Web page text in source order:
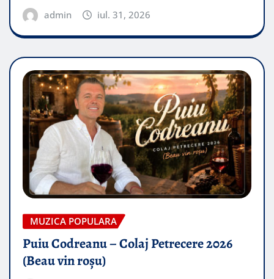
admin iul. 31, 2026
MUZICA POPULARA
Puiu Codreanu – Colaj Petrecere 2026
(Beau vin roșu)